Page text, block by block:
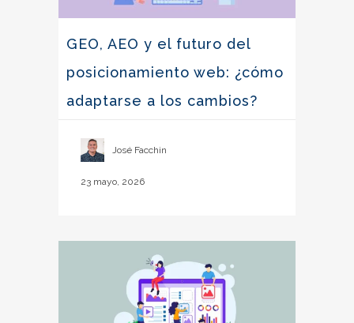
GEO, AEO y el futuro del
posicionamiento web: ¿cómo
adaptarse a los cambios?
José Facchin
23 mayo, 2026